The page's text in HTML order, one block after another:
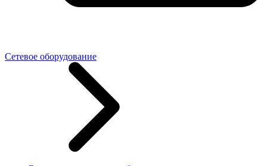
Сетевое оборудование